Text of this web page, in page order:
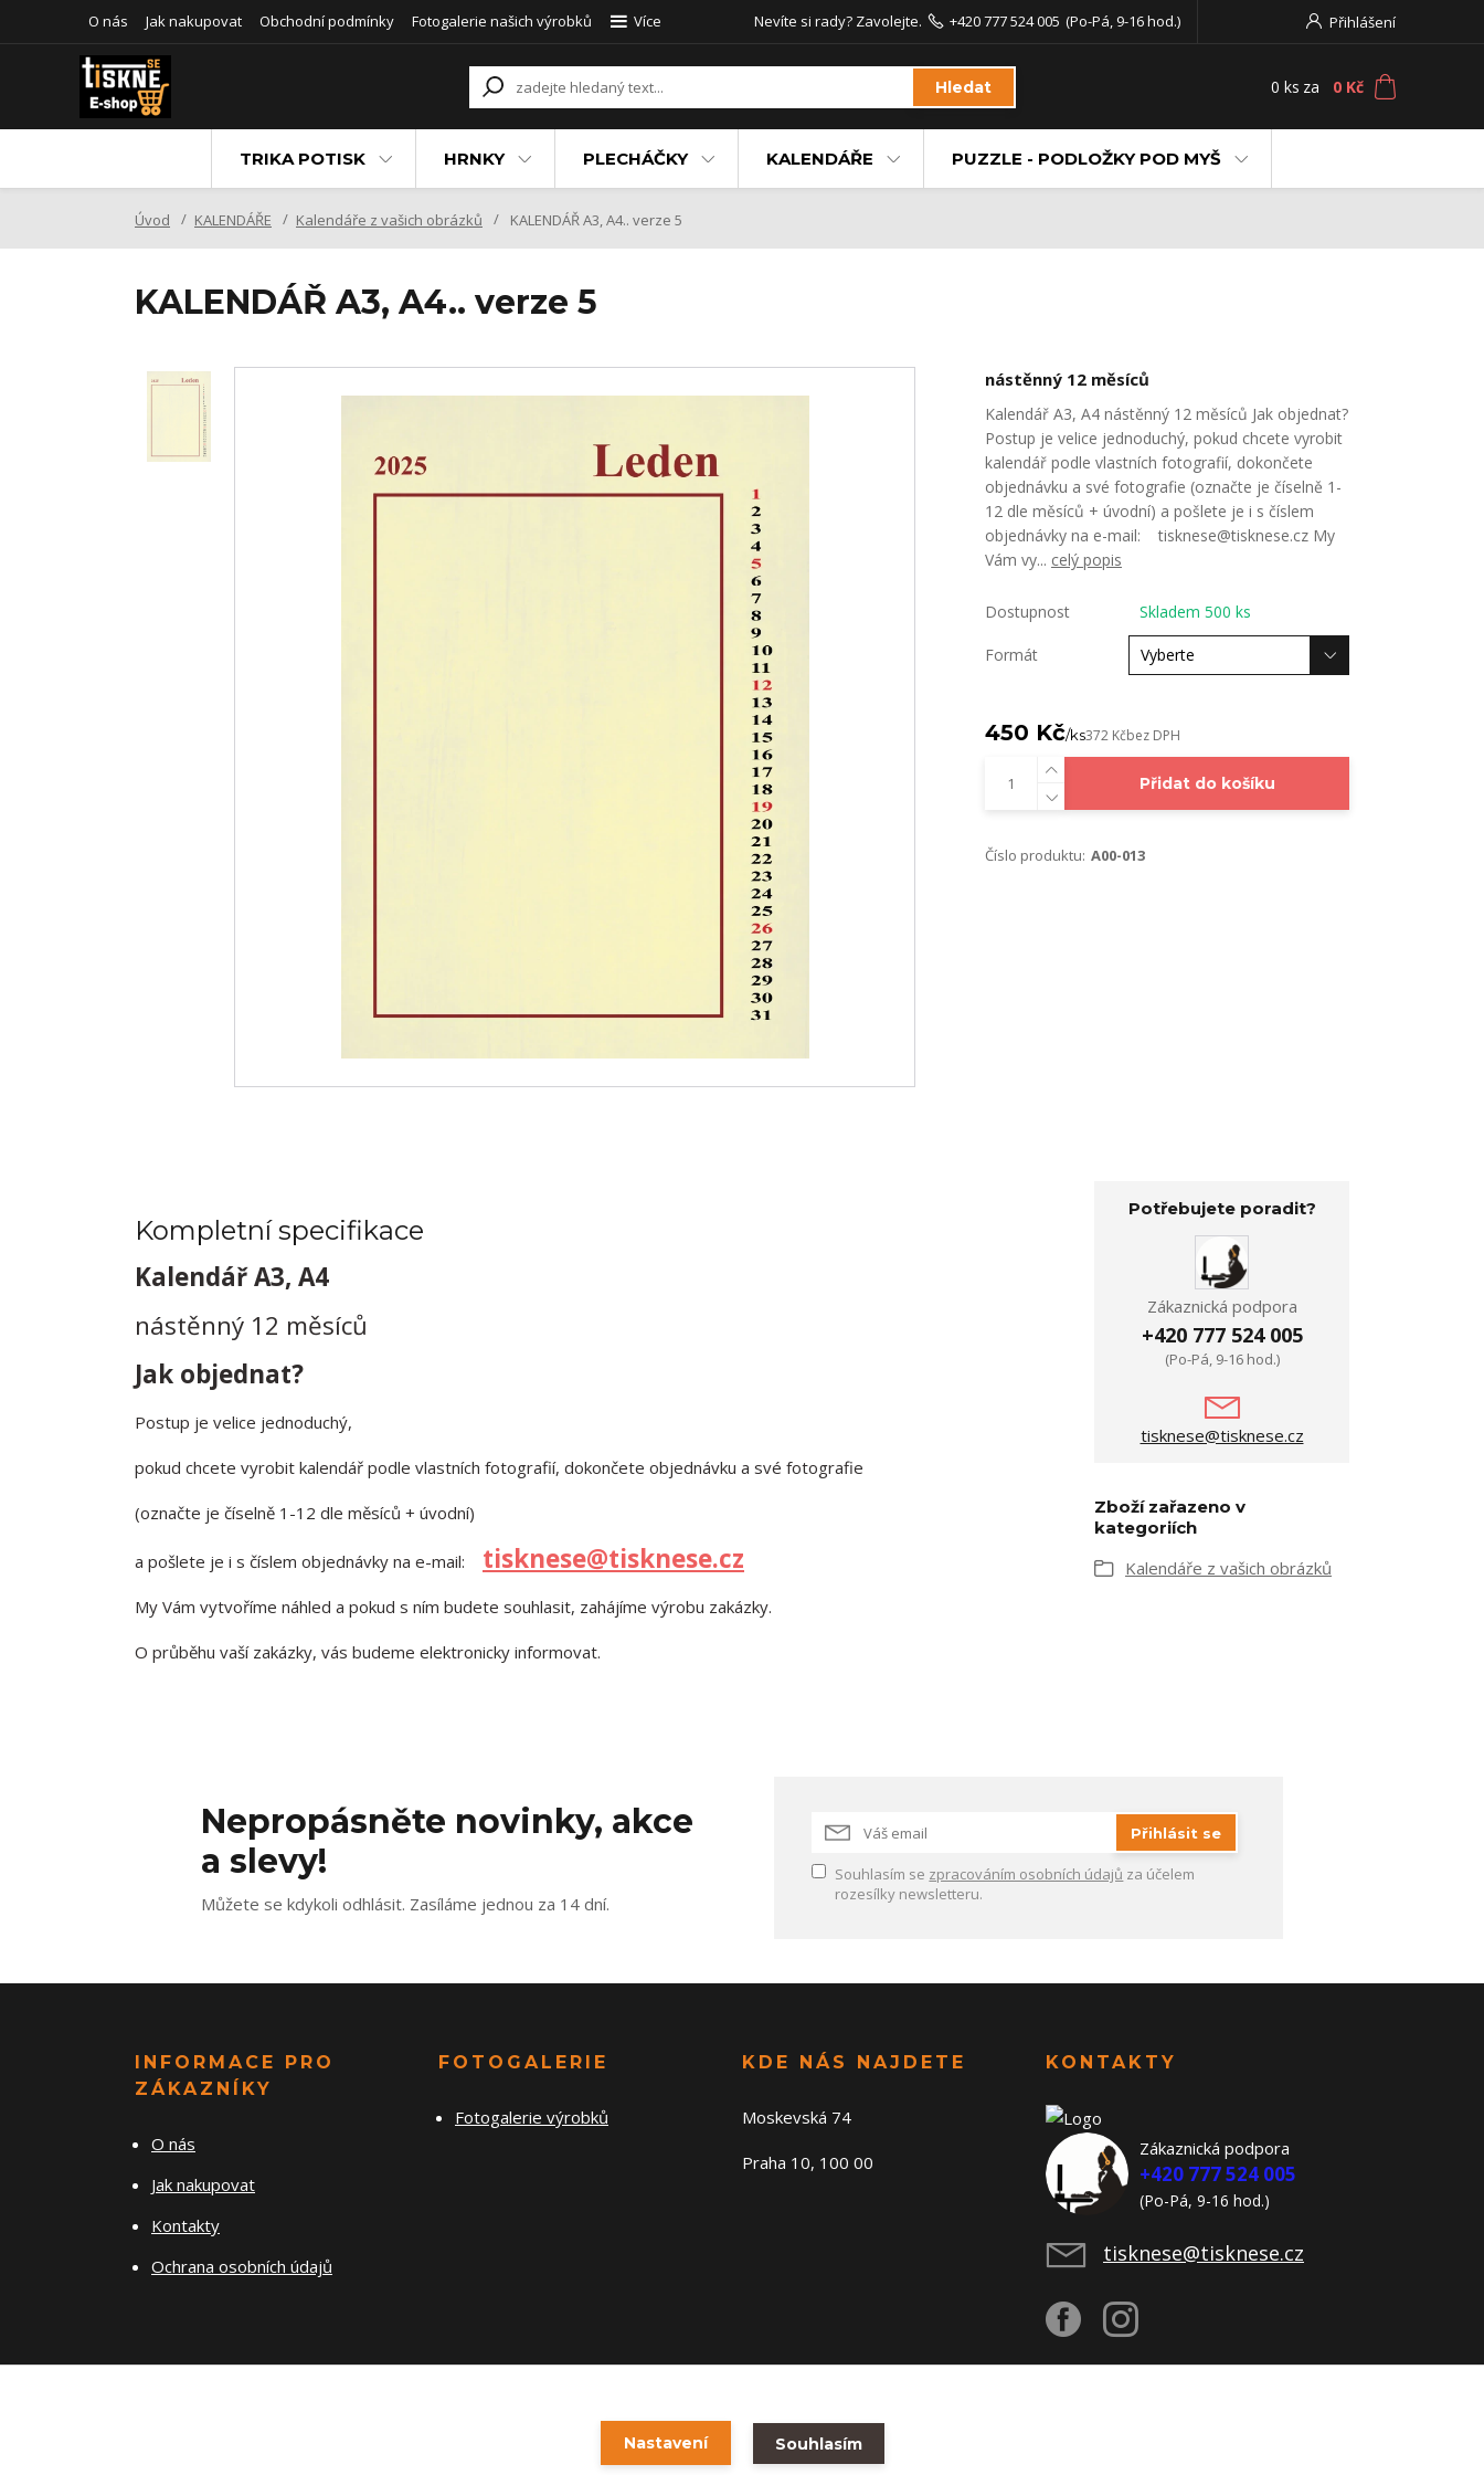
O nás Jak nakupovat Obchodní podmínky Fotogalerie našich výrobků Více Přihlášení
Hledat
Nevíte si rady? Zavolejte. +420 777 524 005 (Po-Pá, 9-16 hod.)
0 ks za 0 Kč
TRIKA POTISK HRNKY PLECHÁČKY KALENDÁŘE PUZZLE - PODLOŽKY POD MYŠ
Úvod KALENDÁŘE Kalendáře z vašich obrázků KALENDÁŘ A3, A4.. verze 5
KALENDÁŘ A3, A4.. verze 5
nástěnný 12 měsíců
Kalendář A3, A4 nástěnný 12 měsíců Jak objednat?
Postup je velice jednoduchý, pokud chcete vyrobit
kalendář podle vlastních fotografií, dokončete
objednávku a své fotografie (označte je číselně 1-
12 dle měsíců + úvodní) a pošlete je i s číslem
objednávky na e-mail: tisknese@tisknese.cz My
Vám vy... celý popis
Dostupnost Skladem 500 ks
Formát
450 Kč/ks372 Kčbez DPH
Přidat do košíku
Číslo produktu: A00-013
Kompletní specifikace
Kalendář A3, A4
nástěnný 12 měsíců
Jak objednat?
Postup je velice jednoduchý,
pokud chcete vyrobit kalendář podle vlastních fotografií, dokončete objednávku a své fotografie
(označte je číselně 1-12 dle měsíců + úvodní)
a pošlete je i s číslem objednávky na e-mail: tisknese@tisknese.cz
My Vám vytvoříme náhled a pokud s ním budete souhlasit, zahájíme výrobu zakázky.
O průběhu vaší zakázky, vás budeme elektronicky informovat.
Potřebujete poradit?
Zákaznická podpora
+420 777 524 005
(Po-Pá, 9-16 hod.)
tisknese@tisknese.cz
Zboží zařazeno v
kategoriích
Kalendáře z vašich obrázků
Nepropásněte novinky, akce
a slevy!
Můžete se kdykoli odhlásit. Zasíláme jednou za 14 dní.
Přihlásit se
Souhlasím se zpracováním osobních údajů za účelem
rozesílky newsletteru.
INFORMACE PRO
ZÁKAZNÍKY
O nás
Jak nakupovat
Kontakty
Ochrana osobních údajů
FOTOGALERIE
Fotogalerie výrobků
KDE NÁS NAJDETE
Moskevská 74
Praha 10, 100 00
KONTAKTY
Zákaznická podpora
+420 777 524 005
(Po-Pá, 9-16 hod.)
tisknese@tisknese.cz
Nastavení Souhlasím